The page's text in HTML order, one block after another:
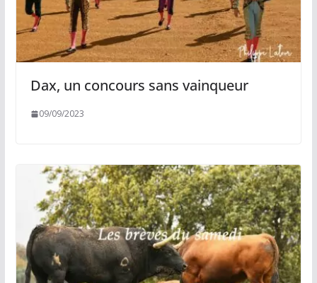
Dax, un concours sans vainqueur
09/09/2023